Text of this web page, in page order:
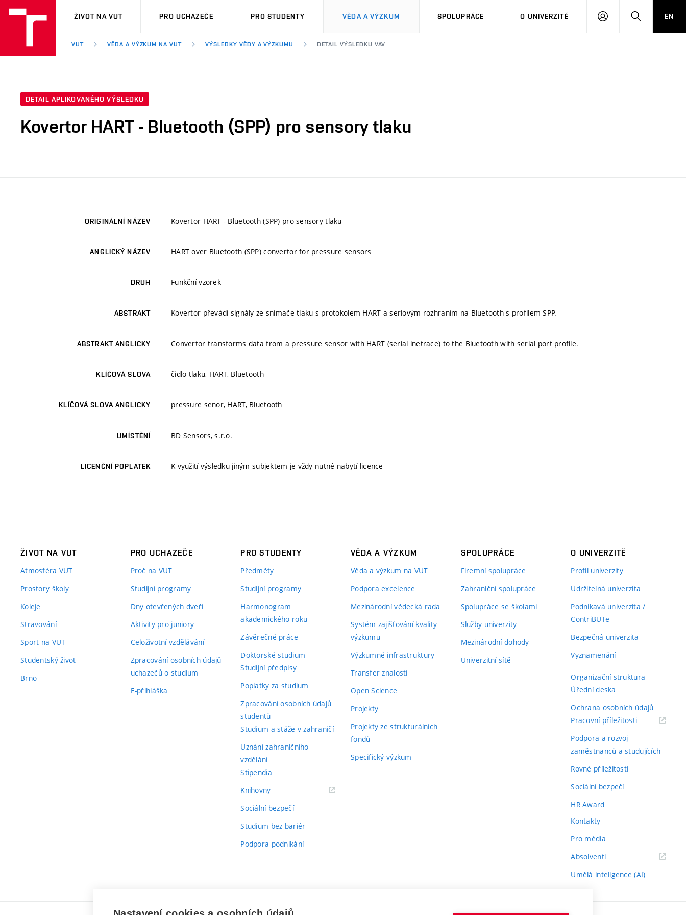
VUT
ŽIVOT NA VUT PRO UCHAZEČE PRO STUDENTY VĚDA A VÝZKUM SPOLUPRÁCE O UNIVERZITĚ
PŘIHLÁSIT HLEDATEN
VUT VĚDA A VÝZKUM NA VUT VÝSLEDKY VĚDY A VÝZKUMU DETAIL VÝSLEDKU VAV
DETAIL APLIKOVANÉHO VÝSLEDKU
Kovertor HART - Bluetooth (SPP) pro sensory tlaku
ORIGINÁLNÍ NÁZEV Kovertor HART - Bluetooth (SPP) pro sensory tlaku
ANGLICKÝ NÁZEV HART over Bluetooth (SPP) convertor for pressure sensors
DRUH Funkční vzorek
ABSTRAKT Kovertor převádí signály ze snímače tlaku s protokolem HART a seriovým rozhraním na Bluetooth s profilem SPP.
ABSTRAKT ANGLICKY Convertor transforms data from a pressure sensor with HART (serial inetrace) to the Bluetooth with serial port profile.
KLÍČOVÁ SLOVA čidlo tlaku, HART, Bluetooth
KLÍČOVÁ SLOVA ANGLICKY pressure senor, HART, Bluetooth
UMÍSTĚNÍ BD Sensors, s.r.o.
LICENČNÍ POPLATEK K využití výsledku jiným subjektem je vždy nutné nabytí licence
ŽIVOT NA VUT
Atmosféra VUT
Prostory školy
Koleje
Stravování
Sport na VUT
Studentský život
Brno
PRO UCHAZEČE
Proč na VUT
Studijní programy
Dny otevřených dveří
Aktivity pro juniory
Celoživotní vzdělávání
Zpracování osobních údajů
uchazečů o studium
E-přihláška
PRO STUDENTY
Předměty
Studijní programy
Harmonogram
akademického roku
Závěrečné práce
Doktorské studium
Studijní předpisy
Poplatky za studium
Zpracování osobních údajů
studentů
Studium a stáže v zahraničí
Uznání zahraničního
vzdělání
Stipendia
Knihovny(externí
Sociální bezpečí
Studium bez bariér
Podpora podnikání
VĚDA A VÝZKUM
Věda a výzkum na VUT
Podpora excelence
Mezinárodní vědecká rada
Systém zajišťování kvality
výzkumu
Výzkumné infrastruktury
Transfer znalostí
Open Science
Projekty
Projekty ze strukturálních
fondů
Specifický výzkum
SPOLUPRÁCE
Firemní spolupráce
Zahraniční spolupráce
Spolupráce se školami
Služby univerzity
Mezinárodní dohody
Univerzitní sítě
O UNIVERZITĚ
Profil univerzity
Udržitelná univerzita
Podnikavá univerzita /
ContriBUTe
Bezpečná univerzita
Vyznamenání
Organizační struktura
Úřední deska
Ochrana osobních údajů
Pracovní příležitosti(externí
Podpora a rozvoj
zaměstnanců a studujících
Rovné příležitosti
Sociální bezpečí
HR Award
Kontakty
Pro média
Absolventi(externí
Umělá inteligence (AI)